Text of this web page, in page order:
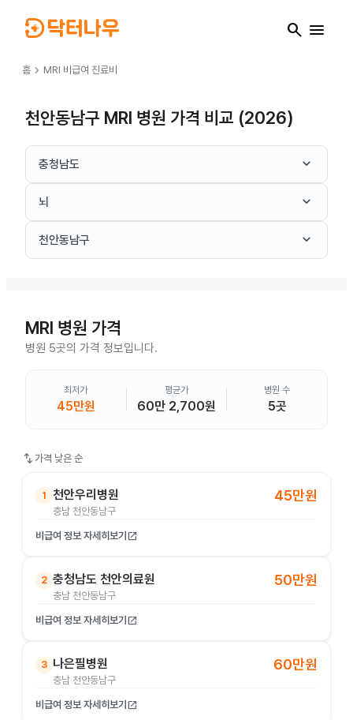
search menu
홈 chevron_right MRI 비급여 진료비
천안동남구 MRI 병원 가격 비교 (2026)
충청남도 keyboard_arrow_down
뇌 keyboard_arrow_down
천안동남구 keyboard_arrow_down
MRI 병원 가격
병원 5곳의 가격 정보입니다.
최저가
45만원
평균가
60만 2,700원
병원 수
5곳
swap_vert 가격 낮은 순
1 천안우리병원
충남 천안동남구
45만원
비급여 정보 자세히보기 open_in_new
2 충청남도 천안의료원
충남 천안동남구
50만원
비급여 정보 자세히보기 open_in_new
3 나은필병원
충남 천안동남구
60만원
비급여 정보 자세히보기 open_in_new